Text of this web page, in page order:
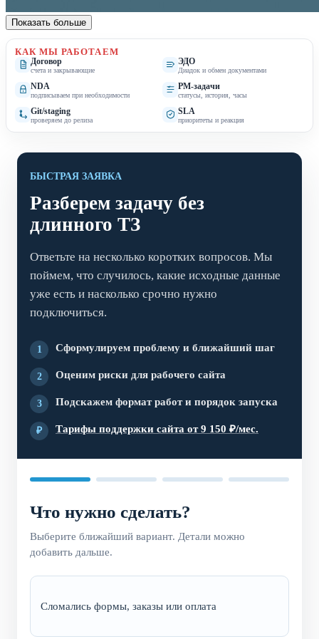
Показать больше
КАК МЫ РАБОТАЕМ
Договор
счета и закрывающие
ЭДО
Диадок и обмен документами
NDA
подписываем при необходимости
PM-задачи
статусы, история, часы
Git/staging
проверяем до релиза
SLA
приоритеты и реакция
БЫСТРАЯ ЗАЯВКА
Разберем задачу без
длинного ТЗ
Ответьте на несколько коротких вопросов. Мы
поймем, что случилось, какие исходные данные
уже есть и насколько срочно нужно
подключиться.
1 Сформулируем проблему и ближайший шаг
2 Оценим риски для рабочего сайта
3 Подскажем формат работ и порядок запуска
₽ Тарифы поддержки сайта от 9 150 ₽/мес.
Что нужно сделать?
Выберите ближайший вариант. Детали можно
добавить дальше.
Сломались формы, заказы или оплата